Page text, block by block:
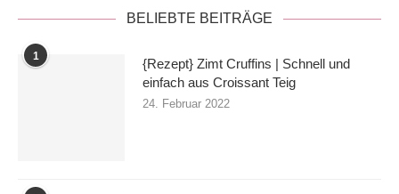
BELIEBTE BEITRÄGE
1
{Rezept} Zimt Cruffins | Schnell und
einfach aus Croissant Teig
24. Februar 2022